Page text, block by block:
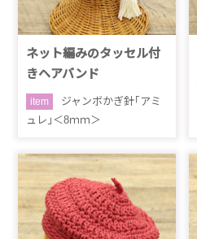
ネット編みのタッセル付
きヘアバンド
item
ジャンボかぎ針｢アミ
ュレ｣＜8ｍｍ＞